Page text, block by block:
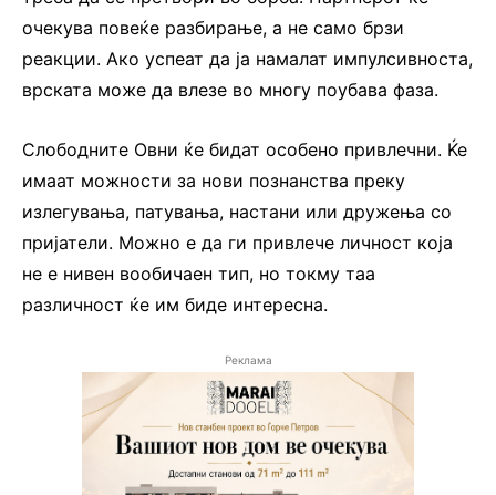
очекува повеќе разбирање, а не само брзи
реакции. Ако успеат да ја намалат импулсивноста,
врската може да влезе во многу поубава фаза.
Слободните Овни ќе бидат особено привлечни. Ќе
имаат можности за нови познанства преку
излегувања, патувања, настани или дружења со
пријатели. Можно е да ги привлече личност која
не е нивен вообичаен тип, но токму таа
различност ќе им биде интересна.
Реклама